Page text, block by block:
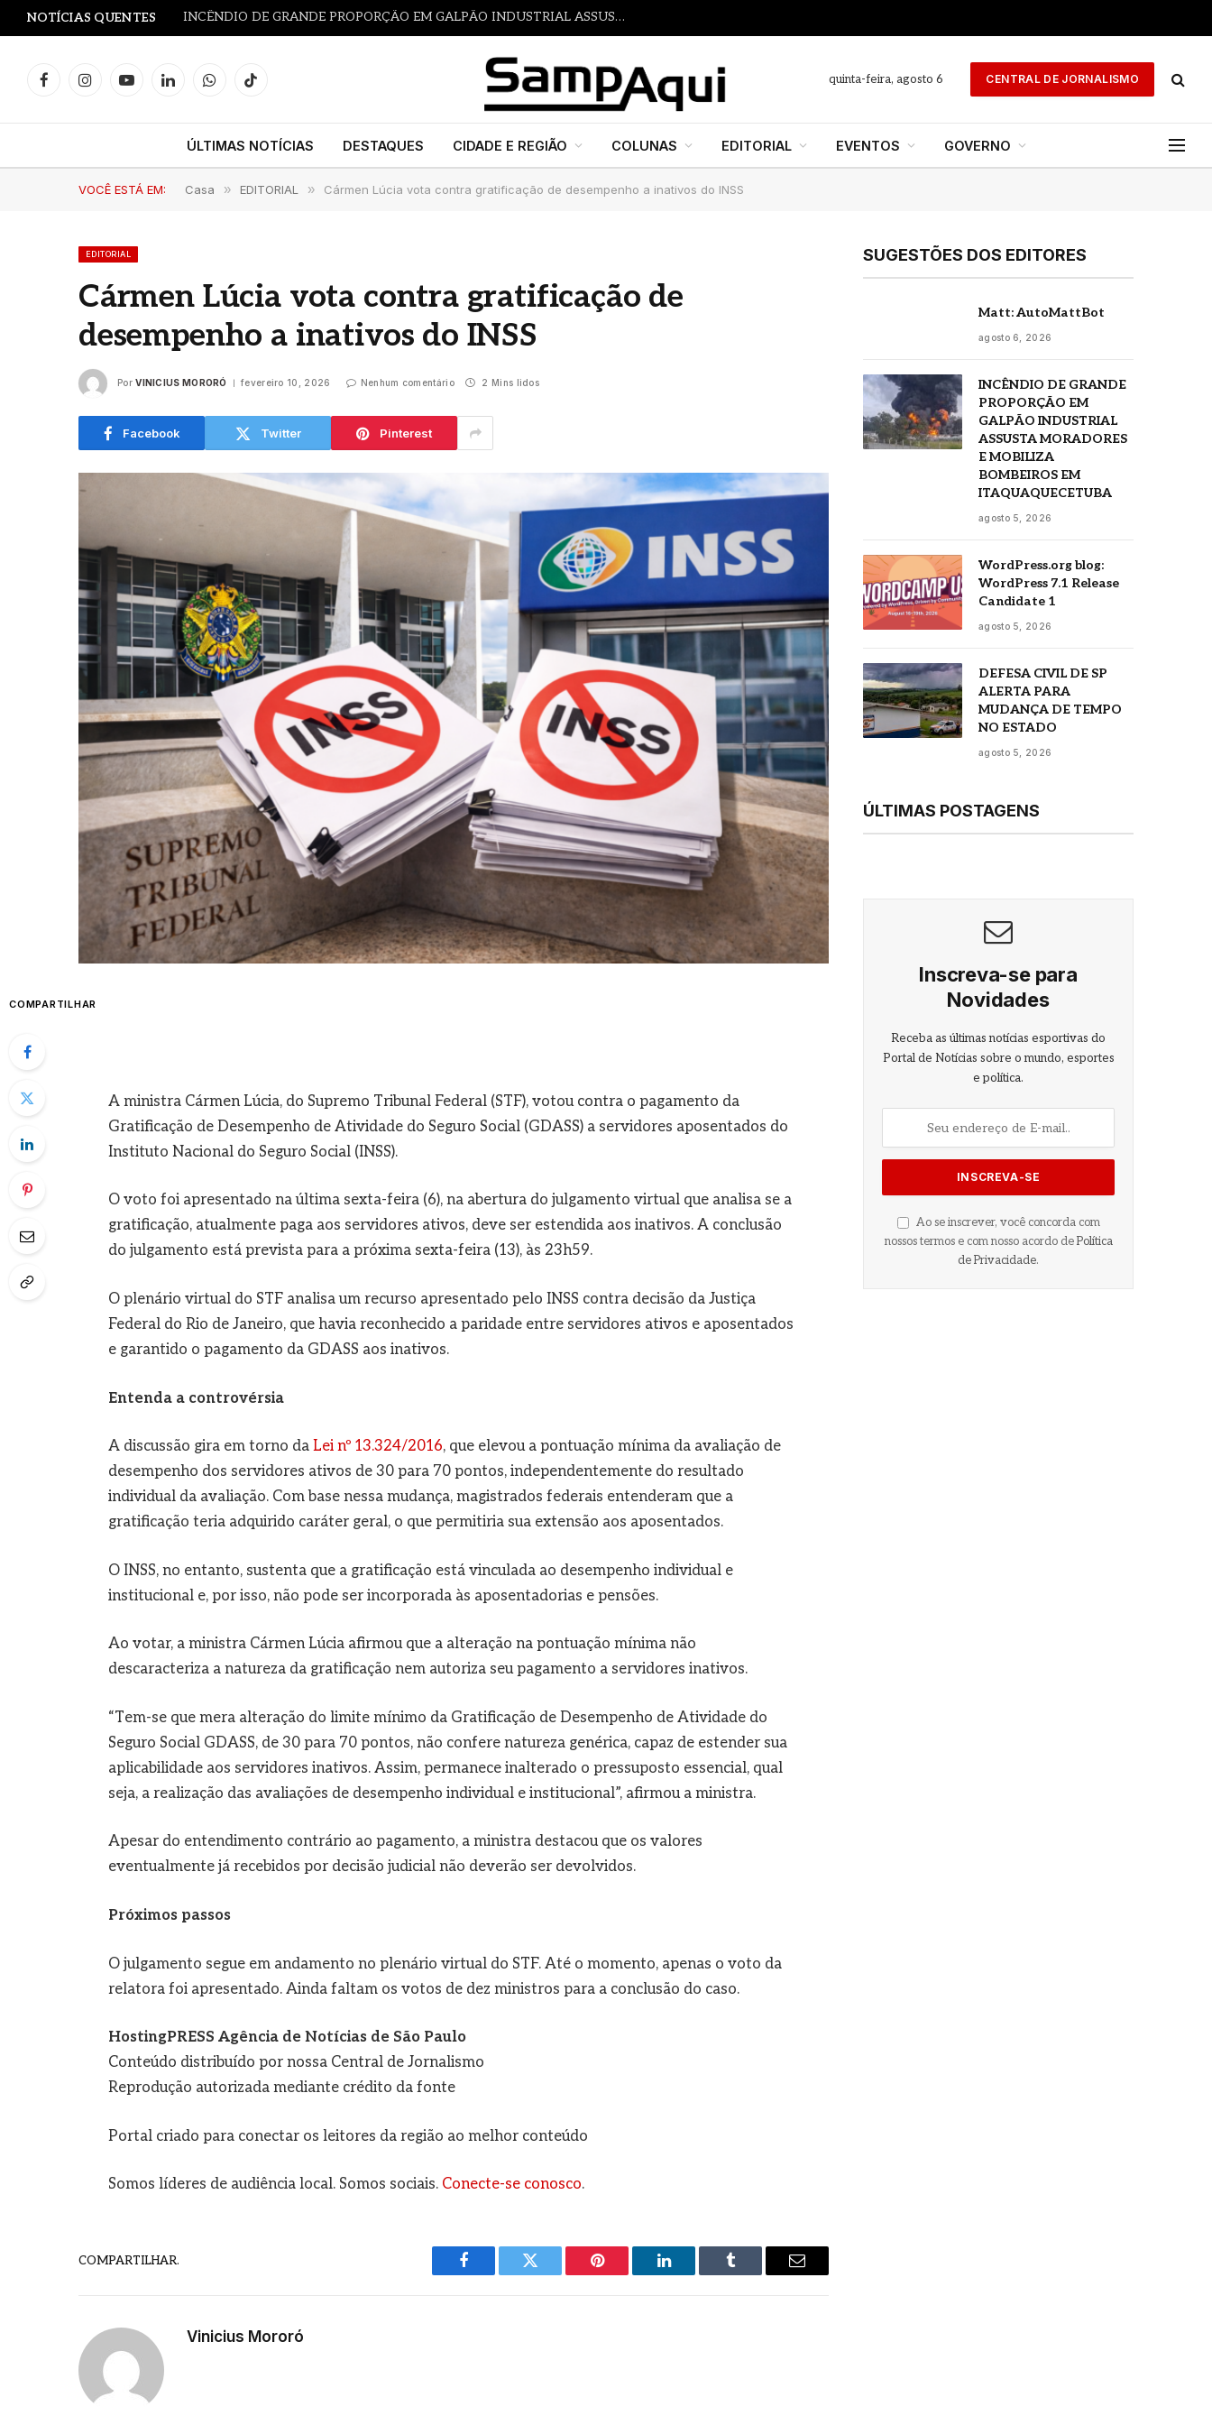
NOTÍCIAS QUENTES INCÊNDIO DE GRANDE PROPORÇÃO EM GALPÃO INDUSTRIAL ASSUSTA MORADORES E MOBILIZA BOMBEIROS EM ITAQUAQUECETUBA
FacebookInstagramYouTubeLinkedInWhatsAppTikTok
quinta-feira, agosto 6 CENTRAL DE JORNALISMO
ÚLTIMAS NOTÍCIAS DESTAQUES CIDADE E REGIÃO COLUNAS EDITORIAL EVENTOS GOVERNO
VOCÊ ESTÁ EM: Casa » EDITORIAL » Cármen Lúcia vota contra gratificação de desempenho a inativos do INSS
EDITORIAL
Cármen Lúcia vota contra gratificação de
desempenho a inativos do INSS
Por VINICIUS MORORÓ fevereiro 10, 2026 Nenhum comentário 2 Mins lidos
Facebook Twitter Pinterest
COMPARTILHAR
A ministra Cármen Lúcia, do Supremo Tribunal Federal (STF), votou contra o pagamento da
Gratificação de Desempenho de Atividade do Seguro Social (GDASS) a servidores aposentados do
Instituto Nacional do Seguro Social (INSS).
O voto foi apresentado na última sexta-feira (6), na abertura do julgamento virtual que analisa se a
gratificação, atualmente paga aos servidores ativos, deve ser estendida aos inativos. A conclusão
do julgamento está prevista para a próxima sexta-feira (13), às 23h59.
O plenário virtual do STF analisa um recurso apresentado pelo INSS contra decisão da Justiça
Federal do Rio de Janeiro, que havia reconhecido a paridade entre servidores ativos e aposentados
e garantido o pagamento da GDASS aos inativos.
Entenda a controvérsia
A discussão gira em torno da Lei nº 13.324/2016, que elevou a pontuação mínima da avaliação de
desempenho dos servidores ativos de 30 para 70 pontos, independentemente do resultado
individual da avaliação. Com base nessa mudança, magistrados federais entenderam que a
gratificação teria adquirido caráter geral, o que permitiria sua extensão aos aposentados.
O INSS, no entanto, sustenta que a gratificação está vinculada ao desempenho individual e
institucional e, por isso, não pode ser incorporada às aposentadorias e pensões.
Ao votar, a ministra Cármen Lúcia afirmou que a alteração na pontuação mínima não
descaracteriza a natureza da gratificação nem autoriza seu pagamento a servidores inativos.
“Tem-se que mera alteração do limite mínimo da Gratificação de Desempenho de Atividade do
Seguro Social GDASS, de 30 para 70 pontos, não confere natureza genérica, capaz de estender sua
aplicabilidade aos servidores inativos. Assim, permanece inalterado o pressuposto essencial, qual
seja, a realização das avaliações de desempenho individual e institucional”, afirmou a ministra.
Apesar do entendimento contrário ao pagamento, a ministra destacou que os valores
eventualmente já recebidos por decisão judicial não deverão ser devolvidos.
Próximos passos
O julgamento segue em andamento no plenário virtual do STF. Até o momento, apenas o voto da
relatora foi apresentado. Ainda faltam os votos de dez ministros para a conclusão do caso.
HostingPRESS Agência de Notícias de São Paulo
Conteúdo distribuído por nossa Central de Jornalismo
Reprodução autorizada mediante crédito da fonte
Portal criado para conectar os leitores da região ao melhor conteúdo
Somos líderes de audiência local. Somos sociais. Conecte-se conosco.
COMPARTILHAR.
Facebook Twitter Pinterest LinkedIn Tumblr
E-
Vinicius Mororó
SUGESTÕES DOS EDITORES
Matt: AutoMattBot
agosto 6, 2026
INCÊNDIO DE GRANDE
PROPORÇÃO EM
GALPÃO INDUSTRIAL
ASSUSTA MORADORES
E MOBILIZA
BOMBEIROS EM
ITAQUAQUECETUBA
agosto 5, 2026
WordPress.org blog:
WordPress 7.1 Release
Candidate 1
agosto 5, 2026
DEFESA CIVIL DE SP
ALERTA PARA
MUDANÇA DE TEMPO
NO ESTADO
agosto 5, 2026
ÚLTIMAS POSTAGENS
Inscreva-se para
Novidades
Receba as últimas notícias esportivas do
Portal de Notícias sobre o mundo, esportes
e política.
Ao se inscrever, você concorda com
nossos termos e com nosso acordo de Política
de Privacidade.